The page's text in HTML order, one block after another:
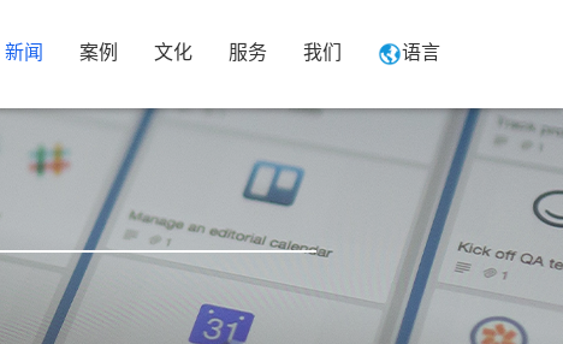
新闻 案例 文化 服务 我们 语言